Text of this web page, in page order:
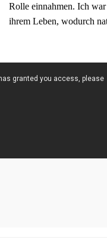
Rolle einnahmen. Ich
ihrem Leben, wodurch